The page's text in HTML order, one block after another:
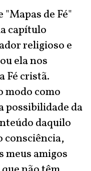
de Fé"
capítulo
religioso e
ela nos
Fé cristã.
modo como
possibilidade da
daquilo
consciência,
meus amigos